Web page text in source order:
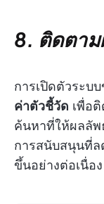
8. ติดตา
การเปิดตัวระบ
ค่าตัวชี้วัด เพื่อ
ค้นหาที่ให้ผลลั
การสนับสนุนที่ล
ขึ้นอย่างต่อเนื่อง